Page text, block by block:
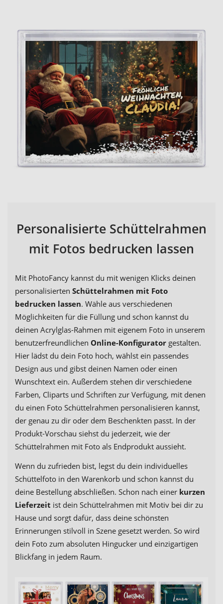
Personalisierte Schüttelrahmen
mit Fotos bedrucken lassen
Mit PhotoFancy kannst du mit wenigen Klicks deinen
personalisierten Schüttelrahmen mit Foto
bedrucken lassen. Wähle aus verschiedenen
Möglichkeiten für die Füllung und schon kannst du
deinen Acrylglas-Rahmen mit eigenem Foto in unserem
benutzerfreundlichen Online-Konfigurator gestalten.
Hier lädst du dein Foto hoch, wählst ein passendes
Design aus und gibst deinen Namen oder einen
Wunschtext ein. Außerdem stehen dir verschiedene
Farben, Cliparts und Schriften zur Verfügung, mit denen
du einen Foto Schüttelrahmen personalisieren kannst,
der genau zu dir oder dem Beschenkten passt. In der
Produkt-Vorschau siehst du jederzeit, wie der
Schüttelrahmen mit Foto als Endprodukt aussieht.
Wenn du zufrieden bist, legst du dein individuelles
Schüttelfoto in den Warenkorb und schon kannst du
deine Bestellung abschließen. Schon nach einer kurzen
Lieferzeit ist dein Schüttelrahmen mit Motiv bei dir zu
Hause und sorgt dafür, dass deine schönsten
Erinnerungen stilvoll in Szene gesetzt werden. So wird
dein Foto zum absoluten Hingucker und einzigartigen
Blickfang in jedem Raum.